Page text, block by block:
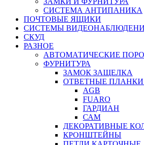
СИСТЕМА АНТИПАНИКА
ПОЧТОВЫЕ ЯЩИКИ
СИСТЕМЫ
СКУД
РАЗНОЕ
АВТОМАТИЧЕСКИЕ
ФУРНИТУРА
ЗАМОК ЗАЩЕЛКА
ОТВЕТНЫЕ ПЛАНКИ
AGB
FUARO
ГАРДИАН
САМ
ДЕКОРАТИВНЫЕ
КРОНШТЕЙНЫ